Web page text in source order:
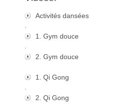
Activités dansées
.
1. Gym douce
.
2. Gym douce
1. Qi Gong
.
2. Qi Gong